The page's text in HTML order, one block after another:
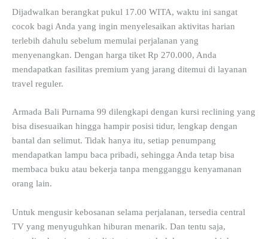
Dijadwalkan berangkat pukul 17.00 WITA, waktu ini sangat
cocok bagi Anda yang ingin menyelesaikan aktivitas harian
terlebih dahulu sebelum memulai perjalanan yang
menyenangkan. Dengan harga tiket Rp 270.000, Anda
mendapatkan fasilitas premium yang jarang ditemui di layanan
travel reguler.
Armada Bali Purnama 99 dilengkapi dengan kursi reclining yang
bisa disesuaikan hingga hampir posisi tidur, lengkap dengan
bantal dan selimut. Tidak hanya itu, setiap penumpang
mendapatkan lampu baca pribadi, sehingga Anda tetap bisa
membaca buku atau bekerja tanpa mengganggu kenyamanan
orang lain.
Untuk mengusir kebosanan selama perjalanan, tersedia central
TV yang menyuguhkan hiburan menarik. Dan tentu saja,